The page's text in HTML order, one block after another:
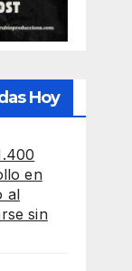
Hoy
en
al
sin